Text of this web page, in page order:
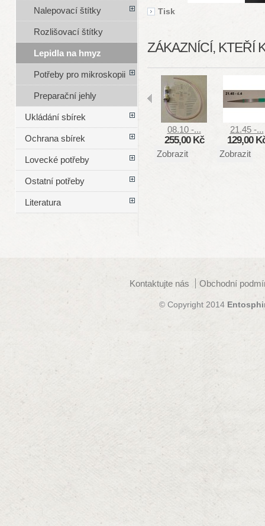
Tisk
ZÁKAZNÍCÍ, KTEŘÍ
08.10 -...
255,00 Kč
Zobrazit
21.45 -...
129,00
Zobrazit
Nalepovací štítky
Rozlišovací štítky
Lepidla na hmyz
Potřeby pro mikroskopii
Preparační jehly
Ukládání sbírek
Ochrana sbírek
Lovecké potřeby
Ostatní potřeby
Literatura
Kontaktujte nás Obchodní
© Copyright 2014